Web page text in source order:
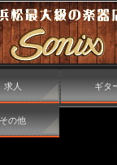
求人 ギタ
その他